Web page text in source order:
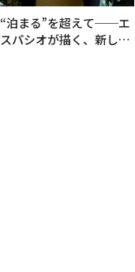
“泊まる”を超えて──エ
スパシオが描く、新しい